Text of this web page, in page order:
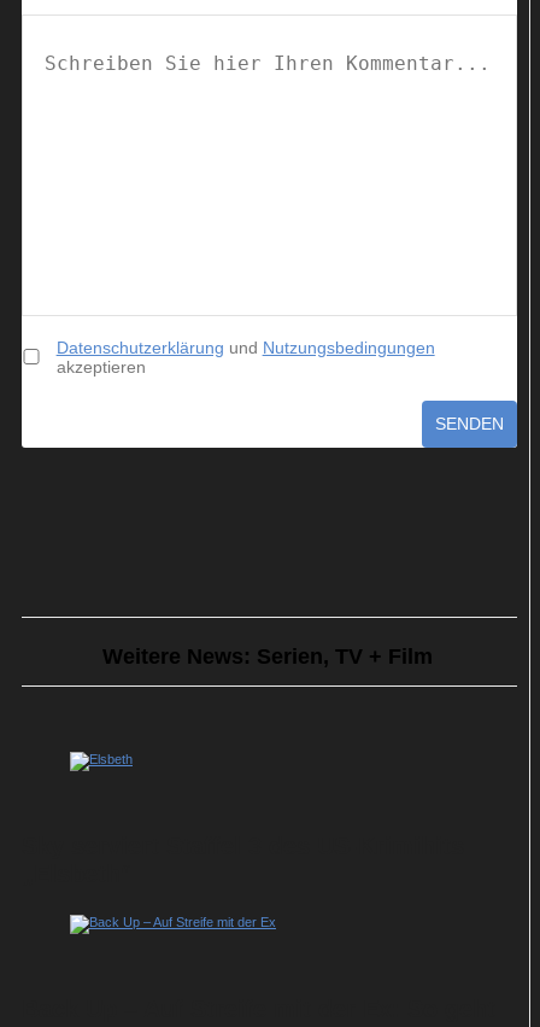
Datenschutzerklärung und Nutzungsbedingungen
akzeptieren
SENDEN
Weitere News: Serien, TV + Film